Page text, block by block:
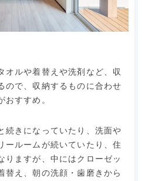
オルや着替えや洗剤など、収
ので、収納するものに合わせ
おすすめ。
続きになっていたり、洗面や
ールームが続いていたり、住
りますが、中にはクローゼッ
替え、朝の洗顔・歯磨きから